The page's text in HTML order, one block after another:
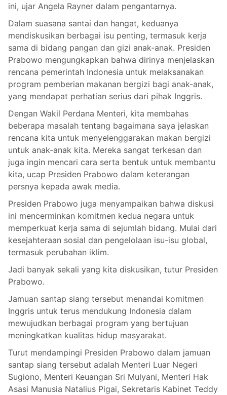
ini, ujar Angela Rayner dalam pengantarnya.
Dalam suasana santai dan hangat, keduanya
mendiskusikan berbagai isu penting, termasuk kerja
sama di bidang pangan dan gizi anak-anak. Presiden
Prabowo mengungkapkan bahwa dirinya menjelaskan
rencana pemerintah Indonesia untuk melaksanakan
program pemberian makanan bergizi bagi anak-anak,
yang mendapat perhatian serius dari pihak Inggris.
Dengan Wakil Perdana Menteri, kita membahas
beberapa masalah tentang bagaimana saya jelaskan
rencana kita untuk menyelenggarakan makan bergizi
untuk anak-anak kita. Mereka sangat terkesan dan
juga ingin mencari cara serta bentuk untuk membantu
kita, ucap Presiden Prabowo dalam keterangan
persnya kepada awak media.
Presiden Prabowo juga menyampaikan bahwa diskusi
ini mencerminkan komitmen kedua negara untuk
memperkuat kerja sama di sejumlah bidang. Mulai dari
kesejahteraan sosial dan pengelolaan isu-isu global,
termasuk perubahan iklim.
Jadi banyak sekali yang kita diskusikan, tutur Presiden
Prabowo.
Jamuan santap siang tersebut menandai komitmen
Inggris untuk terus mendukung Indonesia dalam
mewujudkan berbagai program yang bertujuan
meningkatkan kualitas hidup masyarakat.
Turut mendampingi Presiden Prabowo dalam jamuan
santap siang tersebut adalah Menteri Luar Negeri
Sugiono, Menteri Keuangan Sri Mulyani, Menteri Hak
Asasi Manusia Natalius Pigai, Sekretaris Kabinet Teddy